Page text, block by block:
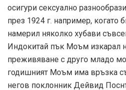
осигури сексуално
през 1924 г. например, когато
намерил няколко хубави
Индокитай пък Моъм изкарал
преживяване с друго младо
годишният Моъм има връзка
негов поклонник Дейвид